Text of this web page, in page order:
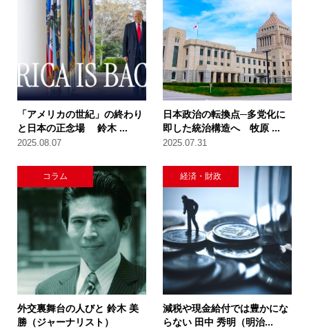
「アメリカの世紀」の終わり
と日本の正念場 鈴木 ...
2025.08.07
日本政治の転換点─多党化に
即した統治構造へ 牧原 ...
2025.07.31
コラム
外交裏舞台の人びと 鈴木 美
勝（ジャーナリスト）
経済・財政
減税や現金給付では豊かにな
らない 田中 秀明（明治...